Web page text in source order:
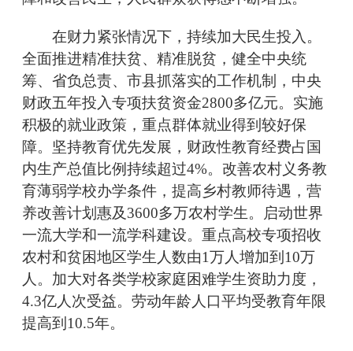
在财力紧张情况下，持续加大民生投入。
全面推进精准扶贫、精准脱贫，健全中央统
筹、省负总责、市县抓落实的工作机制，中央
财政五年投入专项扶贫资金2800多亿元。实施
积极的就业政策，重点群体就业得到较好保
障。坚持教育优先发展，财政性教育经费占国
内生产总值比例持续超过4%。改善农村义务教
育薄弱学校办学条件，提高乡村教师待遇，营
养改善计划惠及3600多万农村学生。启动世界
一流大学和一流学科建设。重点高校专项招收
农村和贫困地区学生人数由1万人增加到10万
人。加大对各类学校家庭困难学生资助力度，
4.3亿人次受益。劳动年龄人口平均受教育年限
提高到10.5年。